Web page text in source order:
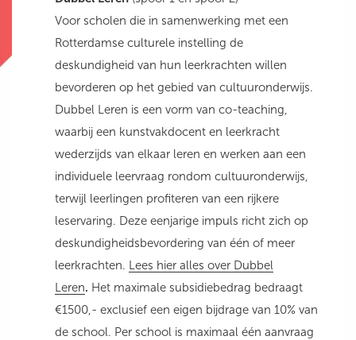
Voor scholen die in samenwerking met een
Rotterdamse culturele instelling de
deskundigheid van hun leerkrachten willen
bevorderen op het gebied van cultuuronderwijs.
Dubbel Leren is een vorm van co-teaching,
waarbij een kunstvakdocent en leerkracht
wederzijds van elkaar leren en werken aan een
individuele leervraag rondom cultuuronderwijs,
terwijl leerlingen profiteren van een rijkere
leservaring. Deze eenjarige impuls richt zich op
deskundigheidsbevordering van één of meer
leerkrachten. Lees hier alles over Dubbel
Leren. Het maximale subsidiebedrag bedraagt
€1500,- exclusief een eigen bijdrage van 10% van
de school. Per school is maximaal één aanvraag